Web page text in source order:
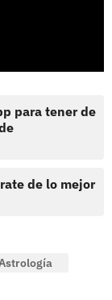
para tener de
de lo mejor